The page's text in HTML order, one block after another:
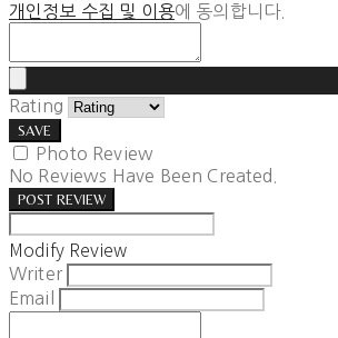
개인정보 수집 및 이용에 동의합니다.
Rating
SAVE
Photo Review
No Reviews Have Been Created.
POST REVIEW
Modify Review
Writer
Email